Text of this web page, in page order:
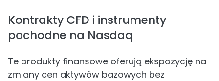
Kontrakty CFD i instrumenty
pochodne na Nasdaq
Te produkty finansowe oferują ekspozycję na
zmiany cen aktywów bazowych bez